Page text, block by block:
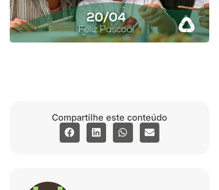
Compartilhe este conteúdo